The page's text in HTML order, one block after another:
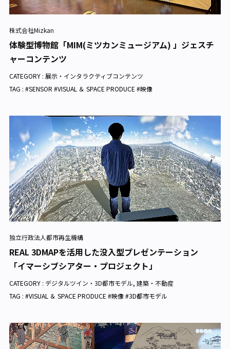
株式会社Mizkan
体験型博物館「MIM(ミツカンミュージアム) 」ジェスチ
ャーコンテンツ
CATEGORY : 展示・インタラクティブコンテンツ
TAG : #SENSOR #VISUAL ＆ SPACE PRODUCE #映像
独立行政法人都市再生機構
REAL 3DMAPを活用した没入型プレゼンテーション
「イマーシブシアター・プロジェクト」
CATEGORY : デジタルツイン・3D都市モデル, 建築・不動産
TAG : #VISUAL ＆ SPACE PRODUCE #映像 #3D都市モデル